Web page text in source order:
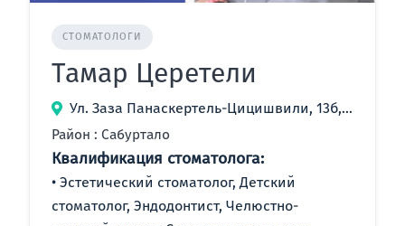
СТОМАТОЛОГИ
Тамар Церетели
Ул. Заза Панаскертель-Цицишвили, 13б, Тбилиси, Грузия
Район : Сабуртало
Квалификация стоматолога:
Эстетический стоматолог, Детский
стоматолог, Эндодонтист, Челюстно-